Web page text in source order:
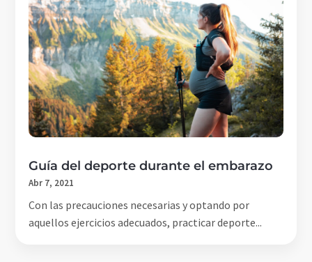
Guía del deporte durante el embarazo
Abr 7, 2021
Con las precauciones necesarias y optando por
aquellos ejercicios adecuados, practicar deporte...